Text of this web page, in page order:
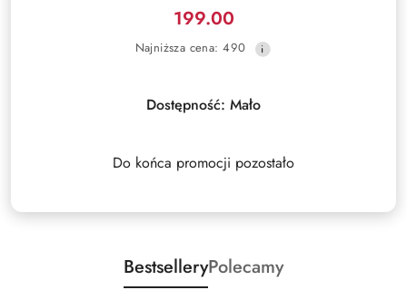
Cena
promocyjna:
199.00
Najniższa
30
dni
Najniższa cena: 490
Dostępność: Mało
Do końca promocji pozostało
BestselleryPolecamy